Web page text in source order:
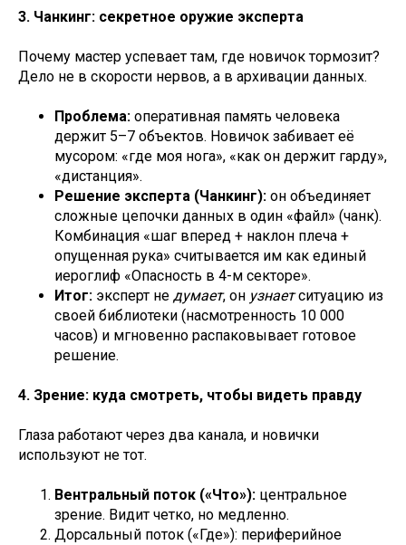
3. Чанкинг: секретное оружие эксперта
Почему мастер успевает там, где новичок тормозит?
Дело не в скорости нервов, а в архивации данных.
Проблема: оперативная память человека
держит 5–7 объектов. Новичок забивает её
мусором: «где моя нога», «как он держит гарду»,
«дистанция».
Решение эксперта (Чанкинг): он объединяет
сложные цепочки данных в один «файл» (чанк).
Комбинация «шаг вперед + наклон плеча +
опущенная рука» считывается им как единый
иероглиф «Опасность в 4-м секторе».
Итог: эксперт не думает, он узнаетситуацию из
своей библиотеки (насмотренность 10 000
часов) и мгновенно распаковывает готовое
решение.
4. Зрение: куда смотреть, чтобы видеть правду
Глаза работают через два канала, и новички
используют не тот.
Вентральный поток («Что»): центральное
зрение. Видит четко, но медленно.
Дорсальный поток («Где»): периферийное